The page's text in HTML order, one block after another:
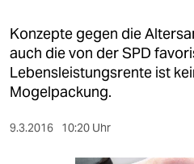
gesellschaft
kultur
sport
berlin
Konzepte gegen die
auch die von der SPD
Lebensleistungsrente ist
Mogelpackung.
9.3.2016 10:20 Uhr